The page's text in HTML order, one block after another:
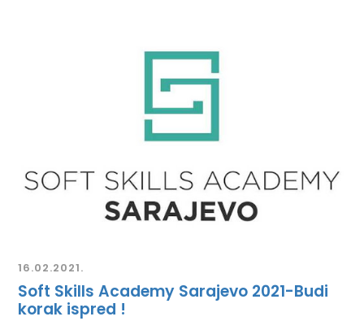
16.02.2021.
Soft Skills Academy Sarajevo 2021-Budi
korak ispred !